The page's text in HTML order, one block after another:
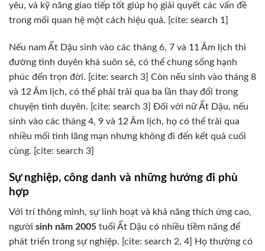
yêu, và kỹ năng giao tiếp tốt giúp họ giải quyết các vấn đề
trong mối quan hệ một cách hiệu quả. [cite: search 1]
Nếu nam Ất Dậu sinh vào các tháng 6, 7 và 11 Âm lịch thì
đường tình duyên khá suôn sẻ, có thể chung sống hạnh
phúc đến trọn đời. [cite: search 3] Còn nếu sinh vào tháng 8
và 12 Âm lịch, có thể phải trải qua ba lần thay đổi trong
chuyện tình duyên. [cite: search 3] Đối với nữ Ất Dậu, nếu
sinh vào các tháng 4, 9 và 12 Âm lịch, họ có thể trải qua
nhiều mối tình lãng mạn nhưng không đi đến kết quả cuối
cùng. [cite: search 3]
Sự nghiệp, công danh và những hướng đi phù
hợp
Với trí thông minh, sự linh hoạt và khả năng thích ứng cao,
người sinh năm 2005 tuổi Ất Dậu có nhiều tiềm năng để
phát triển trong sự nghiệp. [cite: search 2, 4] Họ thường có